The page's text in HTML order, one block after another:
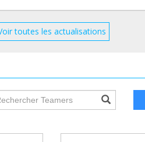
toutes les actualisations